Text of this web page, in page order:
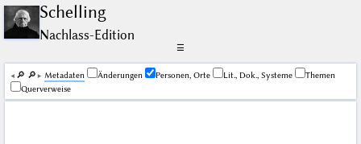
Schelling
Nachlass-Edition
☰
🔎︎ 🔎︎ Me­ta­da­ten Änderungen Personen, Orte Lit., Dok., Systeme
Themen
Querverweise